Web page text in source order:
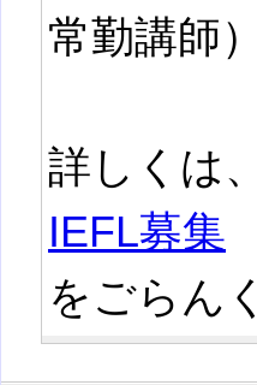
常勤講師
詳しくは、
IEFL募集
をごらん